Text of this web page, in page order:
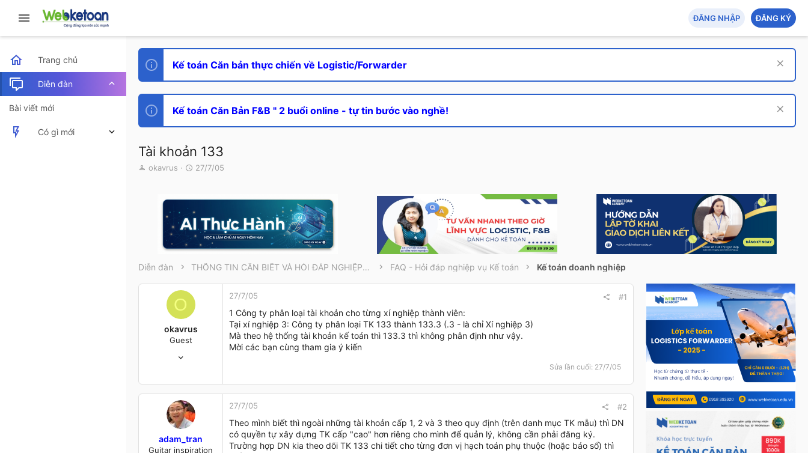
ĐĂNG NHẬP ĐĂNG KÝ
Trang chủ
Diễn đàn
Bài viết mới
Có gì mới
Kế toán Căn bản thực chiến về Logistic/Forwarder
Kế toán Căn Bản F&B " 2 buổi online - tự tin bước vào nghề!
Tài khoản 133
T
r
e
okavrus
N
y
g
ử
i
27/7/05
Diễn đàn THÔNG TIN CẦN BIẾT VÀ HỎI ĐÁP NGHIỆP VỤ FAQ - Hỏi đáp nghiệp vụ Kế toán Kế toán doanh nghiệp
O
okavrus
Guest
0
Ha noi
27/7/05 #1
1 Công ty phân loại tài khoản cho từng xí nghiệp thành viên:
Tại xí nghiệp 3: Công ty phân loại TK 133 thành 133.3 (.3 - là chỉ Xí nghiệp 3)
Mà theo hệ thống tài khoản kế toán thì 133.3 thì không phân định như vậy.
Mời các bạn cùng tham gia ý kiến
Sửa lần cuối: 27/7/05
adam_tran
Guitar inspiration
27/7/05 #2
Theo mình biết thì ngoài những tài khoản cấp 1, 2 và 3 theo quy định (trên danh mục TK mẫu) thì DN
có quyền tự xây dựng TK cấp "cao" hơn riêng cho mình để quản lý, không cần phải đăng ký.
Trường hợp DN kia theo dõi TK 133 chi tiết cho từng đơn vị hạch toán phụ thuộc (hoặc báo sổ) thì